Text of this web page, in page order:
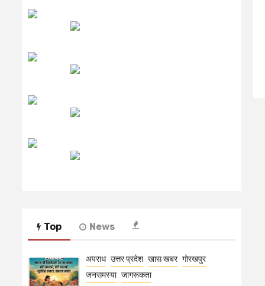
Top News
अपराध उत्तर प्रदेश खास खबर गोरखपुर
जनसमस्या जागरूकता